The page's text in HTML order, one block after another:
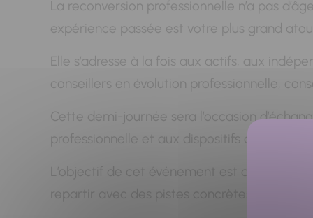
La reconversion professionnelle n’a pas
expérience passée est votre plus grand
Elle s’adresse à la fois aux actifs, aux
conseillers en évolution professionnelle,
Cette demi-journée sera l’occasion
professionnelle et aux dispositifs
L’objectif de cet événement est de vous
repartir avec des pistes concrètes pour